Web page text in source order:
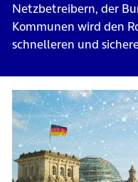
Netzbetreibern, der
Kommunen wird den
schnelleren und